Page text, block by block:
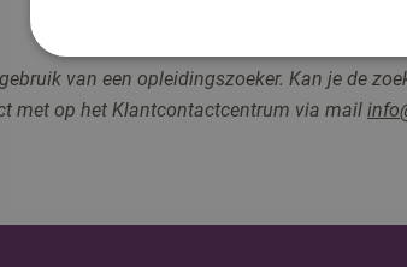
van een opleidingszoeker. Kan je de
met op het Klantcontactcentrum via mail